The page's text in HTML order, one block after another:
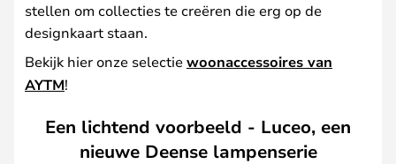
stellen om collecties te creëren die erg op de
designkaart staan.
Bekijk hier onze selectiewoonaccessoires van
AYTM!
Een lichtend voorbeeld - Luceo, een
nieuwe Deense lampenserie